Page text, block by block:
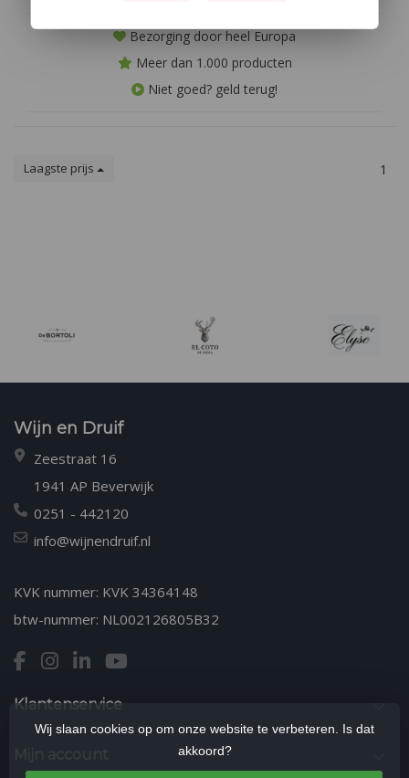
Bezorging door heel Europa
Meer dan 1.000 producten
Niet goed? geld terug!
Laagste prijs 1
Wijn en Druif
Zeestraat 16
1941 AP Beverwijk
0251 - 442120
info@wijnendruif.nl
KVK nummer: KVK 34364148
btw-nummer: NL002126805B32
Klantenservice
Wij slaan cookies op om onze website te verbeteren. Is dat
akkoord?